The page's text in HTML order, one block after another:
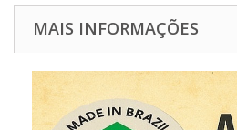
MAIS INFORMAÇÕES